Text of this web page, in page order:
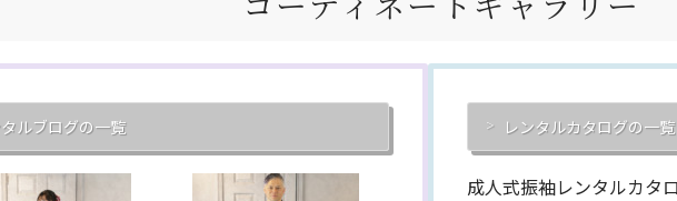
ルブログの一覧 レンタルカタログの一覧
成人式振袖レンタルカタ